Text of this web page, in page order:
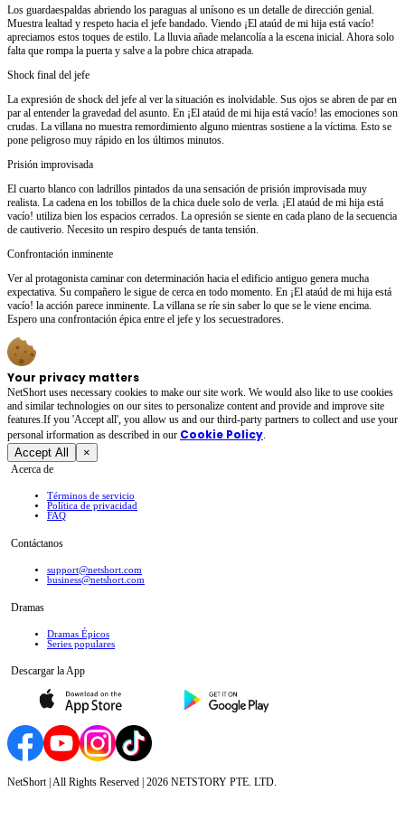
Los guardaespaldas abriendo los paraguas al unísono es un detalle de dirección genial.
Muestra lealtad y respeto hacia el jefe bandado. Viendo ¡El ataúd de mi hija está vacío!
apreciamos estos toques de estilo. La lluvia añade melancolía a la escena inicial. Ahora solo
falta que rompa la puerta y salve a la pobre chica atrapada.
Shock final del jefe
La expresión de shock del jefe al ver la situación es inolvidable. Sus ojos se abren de par en
par al entender la gravedad del asunto. En ¡El ataúd de mi hija está vacío! las emociones son
crudas. La villana no muestra remordimiento alguno mientras sostiene a la víctima. Esto se
pone peligroso muy rápido en los últimos minutos.
Prisión improvisada
El cuarto blanco con ladrillos pintados da una sensación de prisión improvisada muy
realista. La cadena en los tobillos de la chica duele solo de verla. ¡El ataúd de mi hija está
vacío! utiliza bien los espacios cerrados. La opresión se siente en cada plano de la secuencia
de cautiverio. Necesito un respiro después de tanta tensión.
Confrontación inminente
Ver al protagonista caminar con determinación hacia el edificio antiguo genera mucha
expectativa. Su compañero le sigue de cerca en todo momento. En ¡El ataúd de mi hija está
vacío! la acción parece inminente. La villana se ríe sin saber lo que se le viene encima.
Espero una confrontación épica entre el jefe y los secuestradores.
Your privacy matters
NetShort uses necessary cookies to make our site work. We would also like to use cookies
and similar technologies on our sites to personalize content and provide and improve site
features.If you 'Accept all', you allow us and our third-party partners to collect and use your
personal irformation as described in our Cookie Policy.
Accept All ×
Acerca de
Términos de servicio
Política de privacidad
FAQ
Contáctanos
support@netshort.com
business@netshort.com
Dramas
Dramas Épicos
Series populares
Descargar la App
NetShort | All Rights Reserved | 2026 NETSTORY PTE. LTD.